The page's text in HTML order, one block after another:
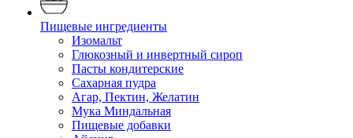
Пищевые ингредиенты
Изомальт
Глюкозный и инвертный сироп
Пасты кондитерские
Сахарная пудра
Агар, Пектин, Желатин
Мука Миндальная
Пищевые добавки